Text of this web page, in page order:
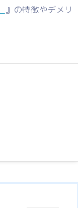
』の特徴やデメリ